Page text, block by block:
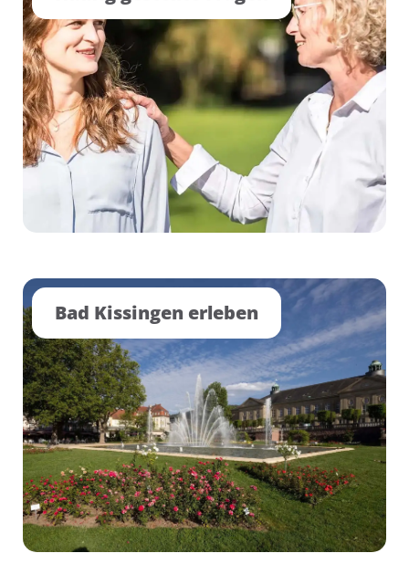
Bad Kissingen erleben